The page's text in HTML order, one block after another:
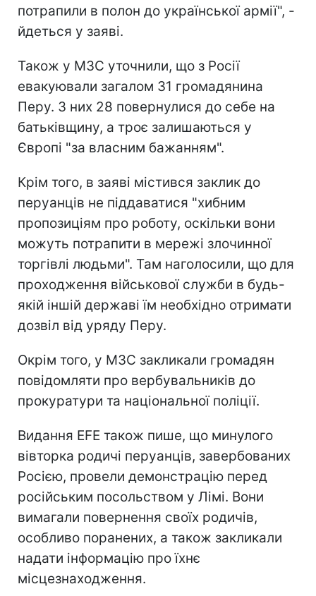
потрапили в полон до української армії", -
йдеться у заяві.
Також у МЗС уточнили, що з Росії
евакуювали загалом 31 громадянина
Перу. З них 28 повернулися до себе на
батьківщину, а троє залишаються у
Європі "за власним бажанням".
Крім того, в заяві містився заклик до
перуанців не піддаватися "хибним
пропозиціям про роботу, оскільки вони
можуть потрапити в мережі злочинної
торгівлі людьми". Там наголосили, що для
проходження військової служби в будь-
якій іншій державі їм необхідно отримати
дозвіл від уряду Перу.
Окрім того, у МЗС закликали громадян
повідомляти про вербувальників до
прокуратури та національної поліції.
Видання EFE також пише, що минулого
вівторка родичі перуанців, завербованих
Росією, провели демонстрацію перед
російським посольством у Лімі. Вони
вимагали повернення своїх родичів,
особливо поранених, а також закликали
надати інформацію про їхнє
місцезнаходження.